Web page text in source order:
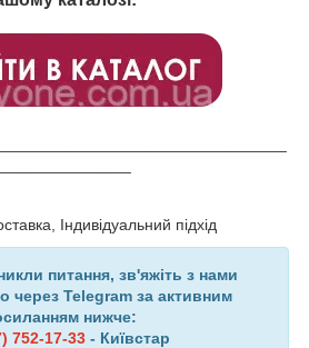
питання, зв'яжіть з нами
через Telegram за активним
нижче:
752-17-33 - Київстар